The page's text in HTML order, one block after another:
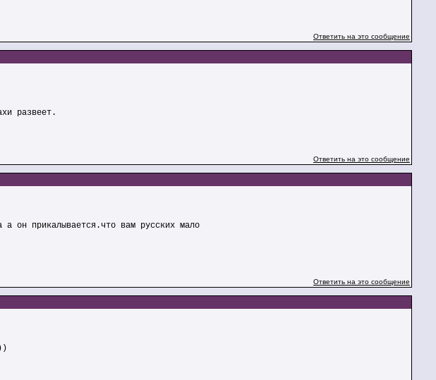
Ответить на это сообщение
развеет.
Ответить на это сообщение
а он прикалывается.что вам русских мало
Ответить на это сообщение